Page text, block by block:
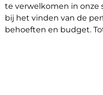
te verwelkomen in onze
bij het vinden van de
behoeften en budget.